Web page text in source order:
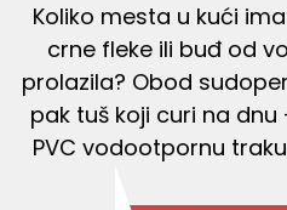
Koliko mesta u kući
crne fleke ili buđ od
prolazila? Obod
pak tuš koji curi na
PVC vodootpornu